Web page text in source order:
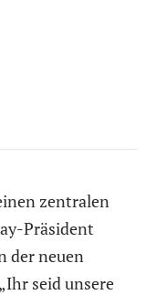
zentralen
Präsident
der neuen
seid unsere